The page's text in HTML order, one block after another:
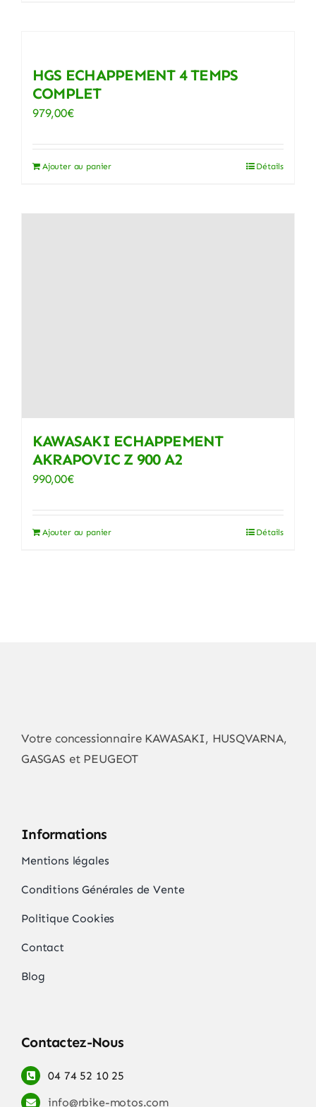
HGS ECHAPPEMENT 4 TEMPS
COMPLET
979,00€
Ajouter au panier Détails
KAWASAKI ECHAPPEMENT
AKRAPOVIC Z 900 A2
990,00€
Ajouter au panier Détails
Votre concessionnaire KAWASAKI, HUSQVARNA,
GASGAS et PEUGEOT
Informations
Mentions légales
Conditions Générales de Vente
Politique Cookies
Contact
Blog
Contactez-Nous
04 74 52 10 25
info@rbike-motos.com